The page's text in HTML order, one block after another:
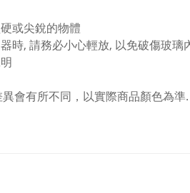
或尖銳的物體
時, 請務必小心輕放, 以免破傷玻璃
會有所不同，以實際商品顏色為準.